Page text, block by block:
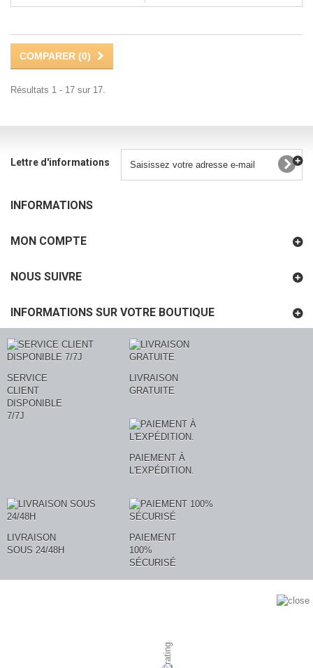
COMPARER (0)
Résultats 1 - 17 sur 17.
Lettre d'informations
INFORMATIONS
MON COMPTE
NOUS SUIVRE
INFORMATIONS SUR VOTRE BOUTIQUE
SERVICE
CLIENT
DISPONIBLE
7/7J
LIVRAISON
GRATUITE
PAIEMENT À
L'EXPÉDITION.
LIVRAISON
SOUS 24/48H
PAIEMENT
100%
SÉCURISÉ